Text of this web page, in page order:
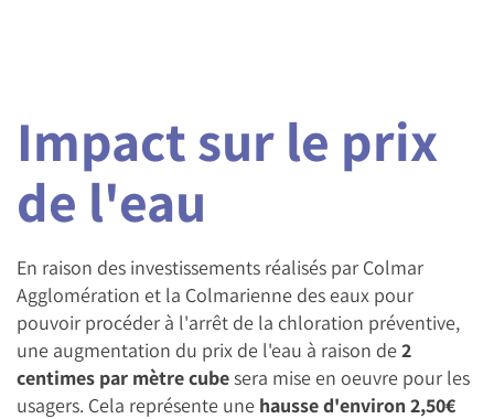
Impact sur le prix
de l'eau
En raison des investissements réalisés par Colmar
Agglomération et la Colmarienne des eaux pour
pouvoir procéder à l'arrêt de la chloration préventive,
une augmentation du prix de l'eau à raison de2
centimes par mètre cubesera mise en oeuvre pour les
usagers. Cela représente une hausse d'environ 2,50€